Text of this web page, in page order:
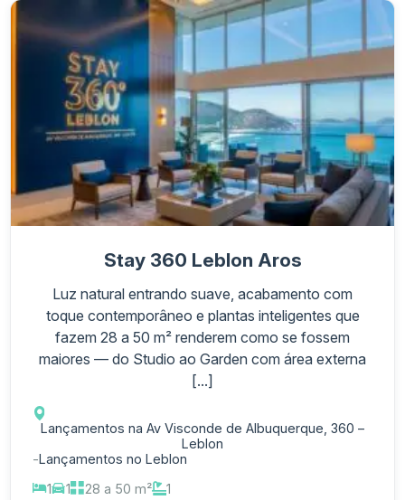
Stay 360 Leblon Aros
Luz natural entrando suave, acabamento com
toque contemporâneo e plantas inteligentes que
fazem 28 a 50 m² renderem como se fossem
maiores — do Studio ao Garden com área externa
[...]
Lançamentos na Av Visconde de Albuquerque, 360 –
Leblon
-Lançamentos no Leblon
1
1 28 a 50 m² 1